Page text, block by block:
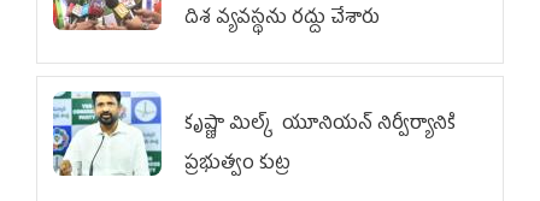
దిశ వ్య‌వ‌స్థ‌ను రద్దు చేశారు
కృష్ణా మిల్క్‌ యూనియన్‌ నిర్వీర్యానికి
ప్రభుత్వం కుట్ర